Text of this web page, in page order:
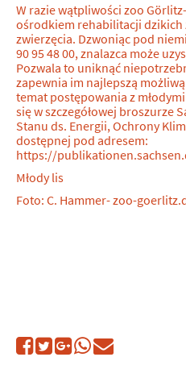
W razie wątpliwości zoo
ośrodkiem rehabilitacji dzikich
zwierzęcia. Dzwoniąc pod
90 95 48 00, znalazca może
Pozwala to uniknąć
zapewnia im najlepszą
temat postępowania z
się w szczegółowej broszurze
Stanu ds. Energii, Ochrony
dostępnej pod adresem:
https://
Młody lis
Foto: C. Hammer- zoo-